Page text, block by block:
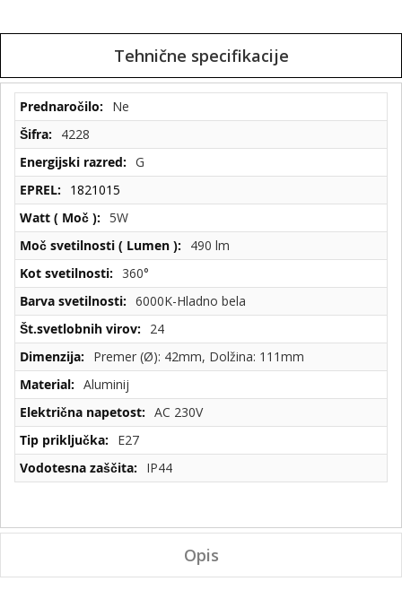
Tehnične specifikacije
Tehnične
specifikacije
Ne
4228
G
1821015
5W
490 lm
360°
6000K-Hladno bela
24
Premer (Ø): 42mm, Dolžina: 111mm
Aluminij
AC 230V
E27
IP44
Opis